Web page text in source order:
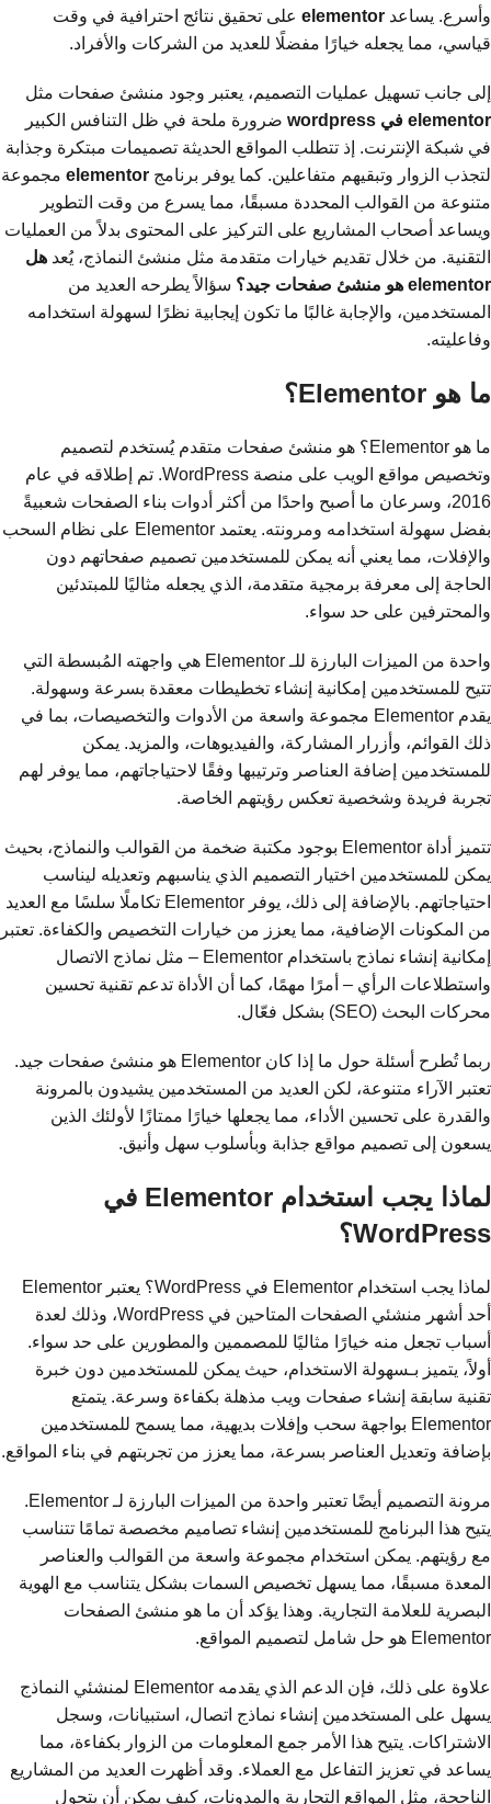
وأسرع. يساعد elementor على تحقيق نتائج احترافية في وقت
قياسي، مما يجعله خيارًا مفضلًا للعديد من الشركات والأفراد.
إلى جانب تسهيل عمليات التصميم، يعتبر وجود منشئ صفحات مثل
elementor في wordpress
ضرورة ملحة في ظل التنافس الكبير
في شبكة الإنترنت. إذ تتطلب المواقع الحديثة تصميمات مبتكرة وجذابة
لتجذب الزوار وتبقيهم متفاعلين. كما يوفر برنامج elementor مجموعة
متنوعة من القوالب المحددة مسبقًا، مما يسرع من وقت التطوير
ويساعد أصحاب المشاريع على التركيز على المحتوى بدلاً من العمليات
التقنية. من خلال تقديم خيارات متقدمة مثل منشئ النماذج، يُعد هل
elementor هو منشئ صفحات جيد؟
سؤالاً يطرحه العديد من
المستخدمين، والإجابة غالبًا ما تكون إيجابية نظرًا لسهولة استخدامه
وفاعليته.
ما هو Elementor؟
ما هو Elementor؟ هو منشئ صفحات متقدم يُستخدم لتصميم
وتخصيص مواقع الويب على منصة WordPress. تم إطلاقه في عام
2016، وسرعان ما أصبح واحدًا من أكثر أدوات بناء الصفحات شعبيةً
بفضل سهولة استخدامه ومرونته. يعتمد Elementor على نظام السحب
والإفلات، مما يعني أنه يمكن للمستخدمين تصميم صفحاتهم دون
الحاجة إلى معرفة برمجية متقدمة، الذي يجعله مثاليًا للمبتدئين
والمحترفين على حد سواء.
واحدة من الميزات البارزة للـ Elementor هي واجهته المُبسطة التي
تتيح للمستخدمين إمكانية إنشاء تخطيطات معقدة بسرعة وسهولة.
يقدم Elementor مجموعة واسعة من الأدوات والتخصيصات، بما في
ذلك القوائم، وأزرار المشاركة، والفيديوهات، والمزيد. يمكن
للمستخدمين إضافة العناصر وترتيبها وفقًا لاحتياجاتهم، مما يوفر لهم
تجربة فريدة وشخصية تعكس رؤيتهم الخاصة.
تتميز أداة Elementor بوجود مكتبة ضخمة من القوالب والنماذج، بحيث
يمكن للمستخدمين اختيار التصميم الذي يناسبهم وتعديله ليناسب
احتياجاتهم. بالإضافة إلى ذلك، يوفر Elementor تكاملًا سلسًا مع العديد
من المكونات الإضافية، مما يعزز من خيارات التخصيص والكفاءة. تعتبر
إمكانية إنشاء نماذج باستخدام Elementor – مثل نماذج الاتصال
واستطلاعات الرأي – أمرًا مهمًا، كما أن الأداة تدعم تقنية تحسين
محركات البحث (SEO) بشكل فعّال.
ربما تُطرح أسئلة حول ما إذا كان Elementor هو منشئ صفحات جيد.
تعتبر الآراء متنوعة، لكن العديد من المستخدمين يشيدون بالمرونة
والقدرة على تحسين الأداء، مما يجعلها خيارًا ممتازًا لأولئك الذين
يسعون إلى تصميم مواقع جذابة وبأسلوب سهل وأنيق.
لماذا يجب استخدام Elementor في
WordPress؟
لماذا يجب استخدام Elementor في WordPress؟ يعتبر Elementor
أحد أشهر منشئي الصفحات المتاحين في WordPress، وذلك لعدة
أسباب تجعل منه خيارًا مثاليًا للمصممين والمطورين على حد سواء.
أولاً، يتميز بـسهولة الاستخدام، حيث يمكن للمستخدمين دون خبرة
تقنية سابقة إنشاء صفحات ويب مذهلة بكفاءة وسرعة. يتمتع
Elementor بواجهة سحب وإفلات بديهية، مما يسمح للمستخدمين
بإضافة وتعديل العناصر بسرعة، مما يعزز من تجربتهم في بناء المواقع.
مرونة التصميم أيضًا تعتبر واحدة من الميزات البارزة لـ Elementor.
يتيح هذا البرنامج للمستخدمين إنشاء تصاميم مخصصة تمامًا تتناسب
مع رؤيتهم. يمكن استخدام مجموعة واسعة من القوالب والعناصر
المعدة مسبقًا، مما يسهل تخصيص السمات بشكل يتناسب مع الهوية
البصرية للعلامة التجارية. وهذا يؤكد أن ما هو منشئ الصفحات
Elementor هو حل شامل لتصميم المواقع.
علاوة على ذلك، فإن الدعم الذي يقدمه Elementor لمنشئي النماذج
يسهل على المستخدمين إنشاء نماذج اتصال، استبيانات، وسجل
الاشتراكات. يتيح هذا الأمر جمع المعلومات من الزوار بكفاءة، مما
يساعد في تعزيز التفاعل مع العملاء. وقد أظهرت العديد من المشاريع
الناجحة، مثل المواقع التجارية والمدونات، كيف يمكن أن يتحول